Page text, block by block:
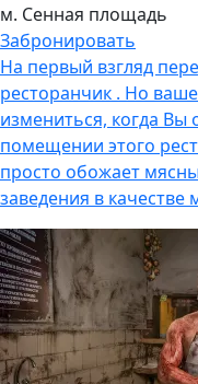
м. Сенная площадь
Забронировать
На первый взгляд
ресторанчик . Но
измениться, когда Вы
помещении этого
просто обожает
заведения в качестве